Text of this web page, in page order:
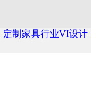
制家具行业VI设计